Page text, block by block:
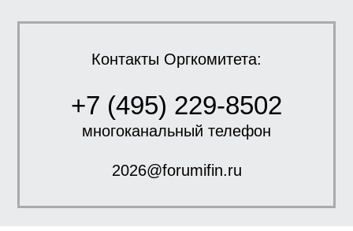
Контакты Оргкомитета:
+7 (495) 229-8502
многоканальный телефон
2026@forumifin.ru